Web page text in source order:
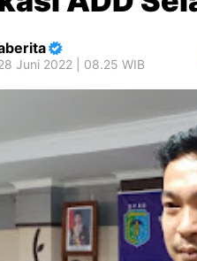
Juni 2022 | 08.25 WIB